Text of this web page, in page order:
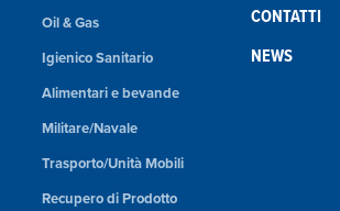
Oil & Gas
Igienico Sanitario
Alimentari e bevande
Militare/Navale
Trasporto/Unità Mobili
Recupero di Prodotto
CONTATTI
NEWS